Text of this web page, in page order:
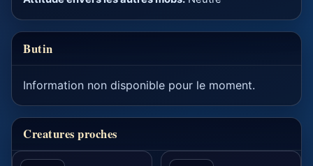
Butin
Information non disponible pour le moment.
Creatures proches